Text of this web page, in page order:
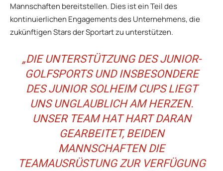
Mannschaften bereitstellen. Dies ist ein Teil des
kontinuierlichen Engagements des Unternehmens, die
zukünftigen Stars der Sportart zu unterstützen.
„DIE UNTERSTÜTZUNG DES JUNIOR-
GOLFSPORTS UND INSBESONDERE
DES JUNIOR SOLHEIM CUPS LIEGT
UNS UNGLAUBLICH AM HERZEN.
UNSER TEAM HAT HART DARAN
GEARBEITET, BEIDEN
MANNSCHAFTEN DIE
TEAMAUSRÜSTUNG ZUR VERFÜGUNG